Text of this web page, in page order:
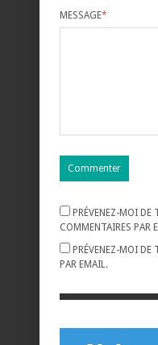
MESSAGE*
PRÉVENEZ-MOI DE
COMMENTAIRES PAR
PRÉVENEZ-MOI DE
PAR EMAIL.